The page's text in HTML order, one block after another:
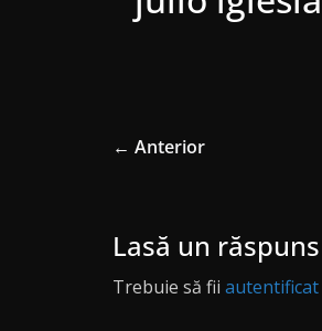
← Anterior
Lasă un răspuns
Trebuie să fii autentificat